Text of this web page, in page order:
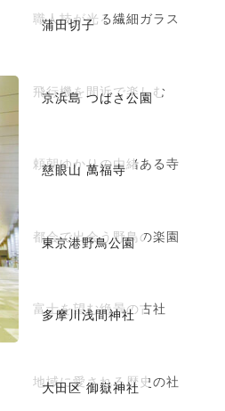
蒲田切子
職人技が光る繊細ガラス
京浜島 つばさ公園
飛行機を間近で楽しむ
慈眼山 萬福寺
頼朝ゆかりの由緒ある寺
東京港野鳥公園
都会で出会う野鳥の楽園
多摩川浅間神社
富士を望む絶景の古社
大田区 御嶽神社
地域に愛される歴史の社